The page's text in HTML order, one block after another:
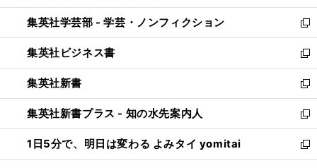
開
く
ウ
で
開
く
ン
ド
ウ
で
開
く
ウ
ィ
ン
ド
ウ
で
開
く
集英社学芸部 - 学芸・ノンフィクション
新
し
い
ウ
ィ
ン
ド
ウ
で
開
集英社ビジネス書
新
し
い
ウ
ィ
ン
ド
ウ
集英社新書
新
し
い
ウ
ィ
ン
集英社新書プラス - 知の水先案内人
新
し
い
ウ
1日5分で、明日は変わる よみタイ yomitai
新
し